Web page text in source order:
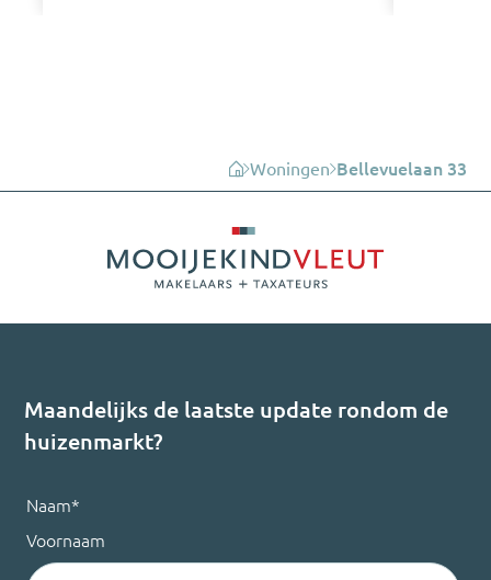
Woningen Bellevuelaan 33
Maandelijks de laatste update rondom de
huizenmarkt?
Naam*
Voornaam